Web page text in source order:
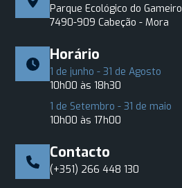
Parque Ecológico do Gameiro
7490-909 Cabeção - Mora
Horário
1 de junho - 31 de Agosto
10h00 às 18h30
1 de Setembro - 31 de maio
10h00 às 17h00
Contacto
(+351) 266 448 130